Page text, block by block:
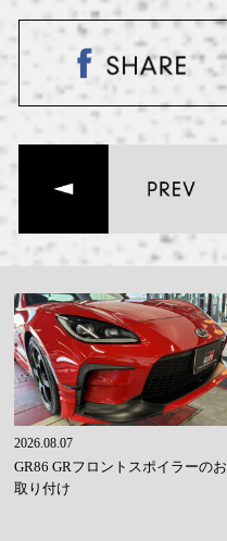
2026.08.07
GR86 GRフロントスポイラーのお
取り付け